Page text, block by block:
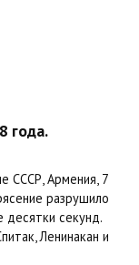
года.
СССР, Армения, 7
разрушило
десятки секунд.
Ленинакан и